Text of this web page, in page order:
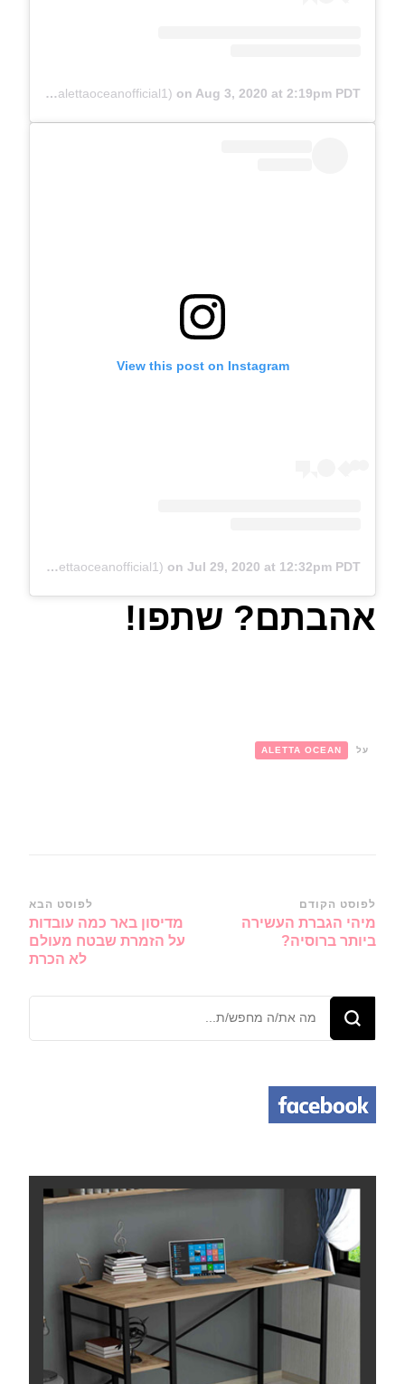
A post shared by Aletta Ocean (@alettaoceanofficial1) on Aug 3, 2020 at 2:19pm PDT
View this post on Instagram
A post shared by Aletta Ocean (@alettaoceanofficial1) on Jul 29, 2020 at 12:32pm PDT
אהבתם? שתפו!
על ALETTA OCEAN
ניווט
ברשומות
לפוסט הקודם
מיהי הגברת העשירה
ביותר ברוסיה?
לפוסט הבא
מדיסון באר כמה עובדות
על הזמרת שבטח מעולם
לא הכרת
מחפש/ת
משהו?